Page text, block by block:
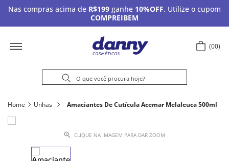
Nas compras acima de R$199 ganhe 10%OFF. Utilize o cupom
COMPREIBEM
00
Home Unhas Amaciantes De Cutícula Acemar Melaleuca 500ml
CLIQUE NA IMAGEM PARA DAR ZOOM